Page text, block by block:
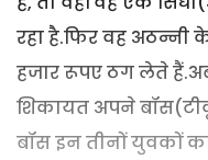
रहा है.फिर वह अठन्नी
हजार रूपए ठग लेते
शिकायत अपने
बॉस इन तीनों युवकों